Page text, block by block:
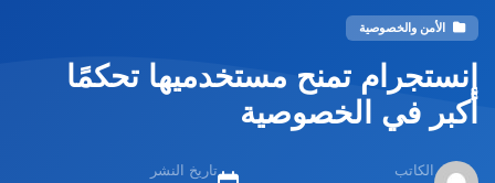
الأمن والخصوصية
إنستجرام تمنح مستخدميها تحكمًا
أكبر في الخصوصية
الكاتب
تاريخ النشر